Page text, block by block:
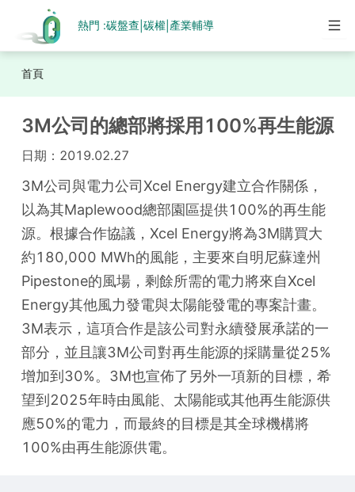
熱門 :碳盤查 碳權| 產業輔導
首頁
3M公司的總部將採用100%再生能源
日期： 2019.02.27
3M公司與電力公司Xcel Energy建立合作關係，
以為其Maplewood總部園區提供100%的再生能
源。根據合作協議，Xcel Energy將為3M購買大
約180,000 MWh的風能，主要來自明尼蘇達州
Pipestone的風場，剩餘所需的電力將來自Xcel
Energy其他風力發電與太陽能發電的專案計畫。
3M表示，這項合作是該公司對永續發展承諾的一
部分，並且讓3M公司對再生能源的採購量從25%
增加到30%。3M也宣佈了另外一項新的目標，希
望到2025年時由風能、太陽能或其他再生能源供
應50%的電力，而最終的目標是其全球機構將
100%由再生能源供電。